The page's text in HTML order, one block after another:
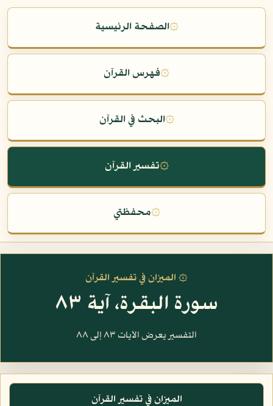
۞الصفحة الرئيسية
۞فهرس القرآن
۞البحث في القرآن
۞تفسير القرآن
۞محفظتي
۞ الميزان في تفسير القرآن
سورة البقرة، آية ٨٣
التفسير يعرض الآيات ٨٣ إلى ٨٨
الميزان في تفسير القرآن